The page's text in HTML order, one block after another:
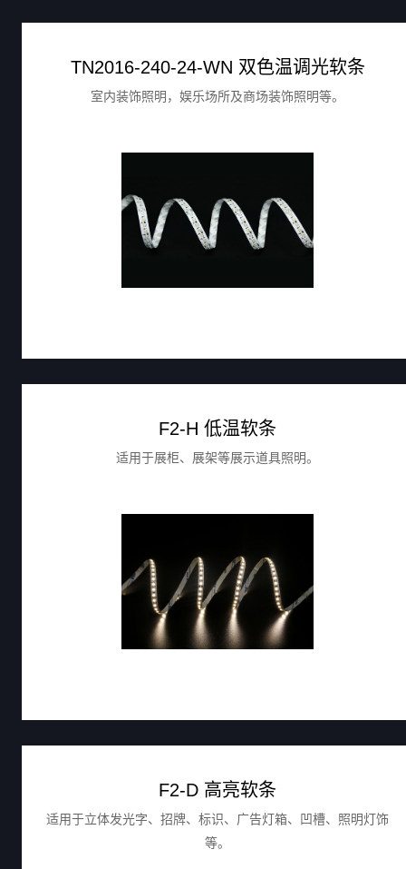
TN2016-240-24-WN 双色温调光软条
室内装饰照明，娱乐场所及商场装饰照明等。
F2-H 低温软条
适用于展柜、展架等展示道具照明。
F2-D 高亮软条
适用于立体发光字、招牌、标识、广告灯箱、凹槽、照明灯饰
等。